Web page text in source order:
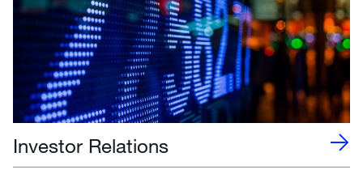
Investor Relations